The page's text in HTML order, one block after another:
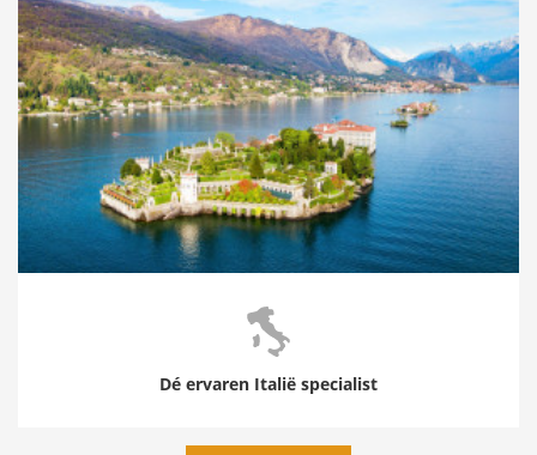
Dé ervaren Italië specialist